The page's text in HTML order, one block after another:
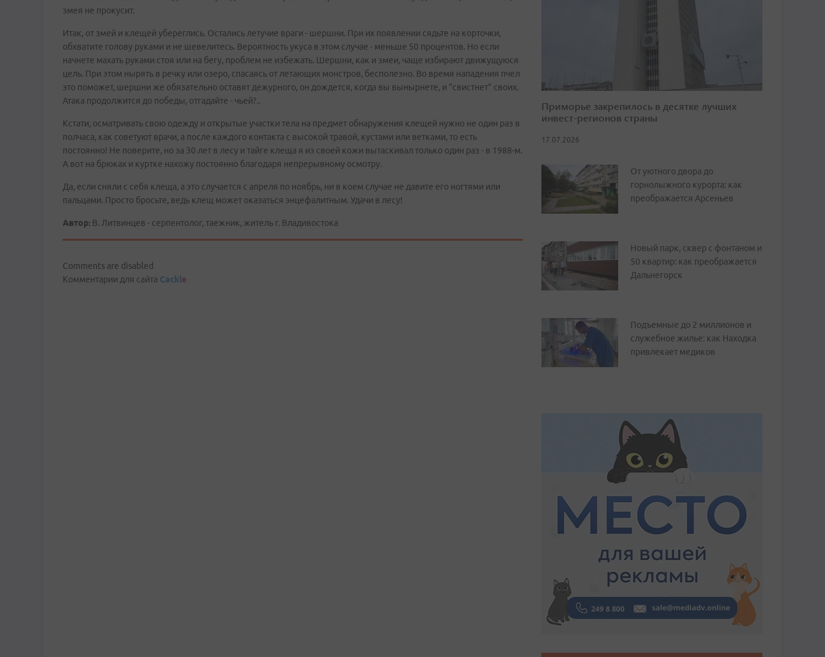
змея не прокусит.
Итак, от змей и клещей убереглись. Остались летучие враги - шершни. При их появлении сядьте на корточки,
обхватите голову руками и не шевелитесь. Вероятность укуса в этом случае - меньше 50 процентов. Но если
начнете махать руками стоя или на бегу, проблем не избежать. Шершни, как и змеи, чаще избирают движущуюся
цель. При этом нырять в речку или озеро, спасаясь от летающих монстров, бесполезно. Во время нападения пчел
это поможет, шершни же обязательно оставят дежурного, он дождется, когда вы вынырнете, и "свистнет" своих.
Атака продолжится до победы, отгадайте - чьей?..
Кстати, осматривать свою одежду и открытые участки тела на предмет обнаружения клещей нужно не один раз в
полчаса, как советуют врачи, а после каждого контакта с высокой травой, кустами или ветками, то есть
постоянно! Не поверите, но за 30 лет в лесу и тайге клеща я из своей кожи вытаскивал только один раз - в 1988-м.
А вот на брюках и куртке нахожу постоянно благодаря непрерывному осмотру.
Да, если сняли с себя клеща, а это случается с апреля по ноябрь, ни в коем случае не давите его ногтями или
пальцами. Просто бросьте, ведь клещ может оказаться энцефалитным. Удачи в лесу!
Автор: В. Литвинцев - серпентолог, таежник, житель г. Владивостока
Comments are disabled
Комментарии для сайта Cackle
Приморье закрепилось в десятке лучших
инвест-регионов страны
17.07.2026
От уютного двора до
горнолыжного курорта: как
преображается Арсеньев
Новый парк, сквер с фонтаном и
50 квартир: как преображается
Дальнегорск
Подъемные до 2 миллионов и
служебное жилье: как Находка
привлекает медиков